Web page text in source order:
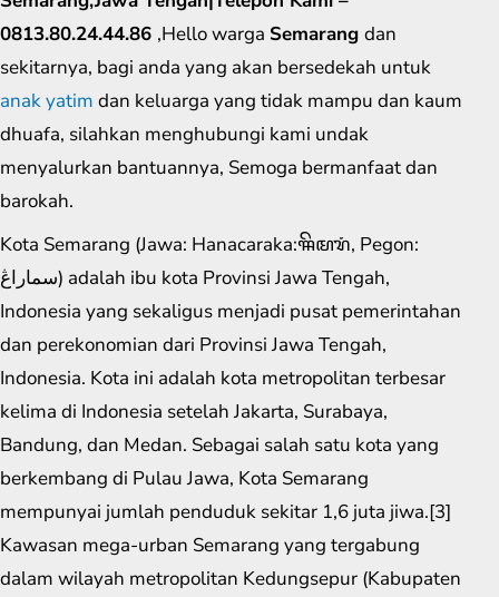
0813.80.24.44.86 ,Hello warga Semarang dan
sekitarnya, bagi anda yang akan bersedekah untuk
anak yatim dan keluarga yang tidak mampu dan kaum
dhuafa, silahkan menghubungi kami undak
menyalurkan bantuannya, Semoga bermanfaat dan
barokah.
Kota Semarang (Jawa: Hanacaraka:ꦯꦼꦩꦫꦁ​, Pegon:
سماراڠ) adalah ibu kota Provinsi Jawa Tengah,
Indonesia yang sekaligus menjadi pusat pemerintahan
dan perekonomian dari Provinsi Jawa Tengah,
Indonesia. Kota ini adalah kota metropolitan terbesar
kelima di Indonesia setelah Jakarta, Surabaya,
Bandung, dan Medan. Sebagai salah satu kota yang
berkembang di Pulau Jawa, Kota Semarang
mempunyai jumlah penduduk sekitar 1,6 juta jiwa.[3]
Kawasan mega-urban Semarang yang tergabung
dalam wilayah metropolitan Kedungsepur (Kabupaten